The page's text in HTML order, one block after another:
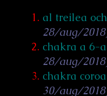
al treilea
28/aug/
chakra a 6-a
28/aug/
chakra
30/aug/